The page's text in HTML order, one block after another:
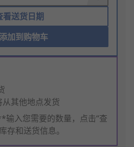
看送货日期
加到购物车
从其他地点发货
入您需要的数量，点击“查
存和送货信息。